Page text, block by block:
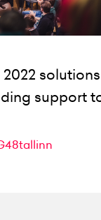
solutions
support